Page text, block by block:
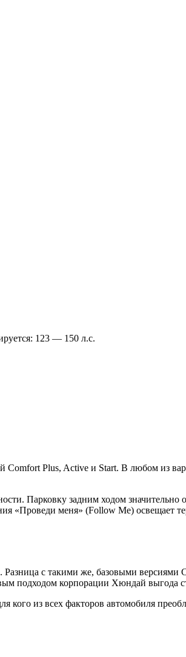
123 — 150 л.с.
Comfort Plus, Active и Start. В любом из
Парковку задним ходом
«Проведи меня» (Follow Me) освещает
с такими же, базовыми версиями
подходом корпорации Хюндай выгода
кого из всех факторов автомобиля